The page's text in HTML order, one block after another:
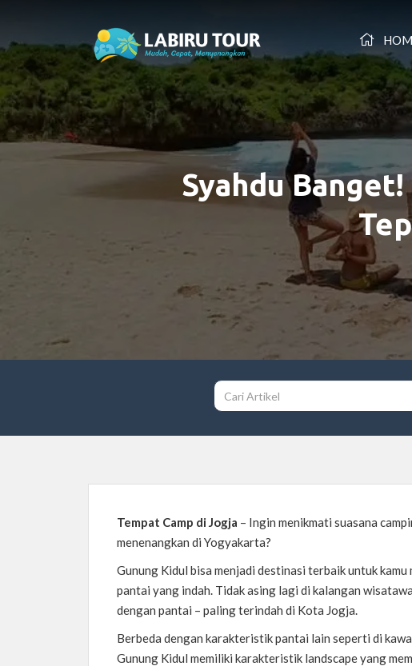
Syahdu
Tempat Camp di Jogja – Ingin menikmati suasana
menenangkan di Yogyakarta?
Gunung Kidul bisa menjadi destinasi terbaik untuk
pantai yang indah. Tidak asing lagi di kalangan
dengan pantai – paling terindah di Kota Jogja.
Berbeda dengan karakteristik pantai lain seperti di
Gunung Kidul memiliki karakteristik landscape yang